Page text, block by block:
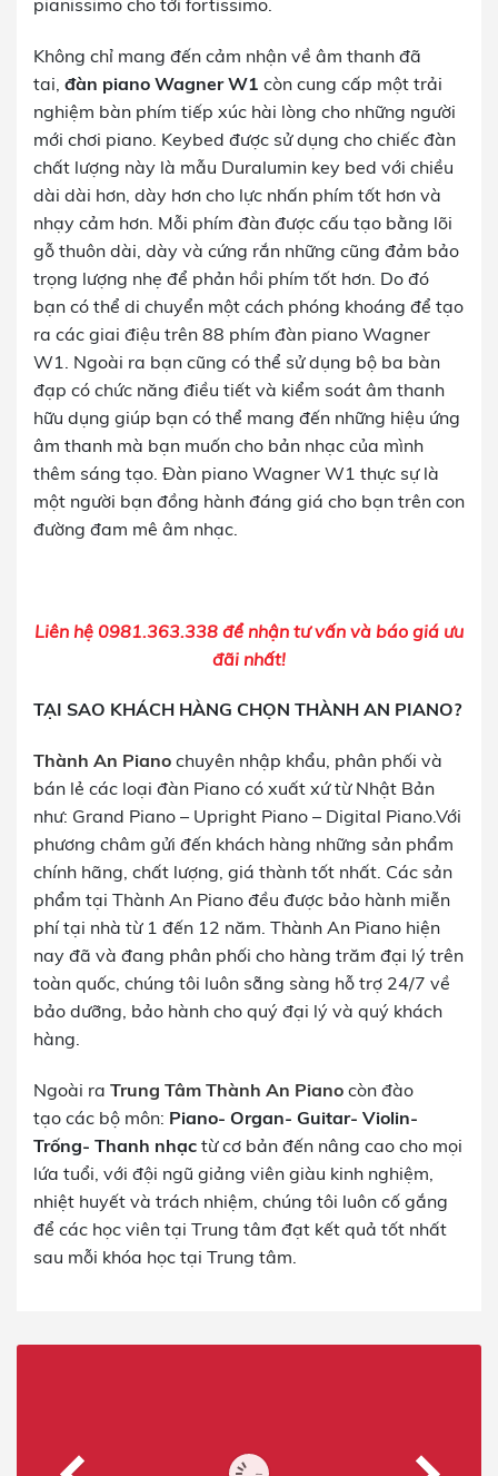
pianissimo cho tới fortissimo.
Không chỉ mang đến cảm nhận về âm thanh đã
tai, đàn piano Wagner W1 còn cung cấp một trải
nghiệm bàn phím tiếp xúc hài lòng cho những người
mới chơi piano. Keybed được sử dụng cho chiếc đàn
chất lượng này là mẫu Duralumin key bed với chiều
dài dài hơn, dày hơn cho lực nhấn phím tốt hơn và
nhạy cảm hơn. Mỗi phím đàn được cấu tạo bằng lõi
gỗ thuôn dài, dày và cứng rắn những cũng đảm bảo
trọng lượng nhẹ để phản hồi phím tốt hơn. Do đó
bạn có thể di chuyển một cách phóng khoáng để tạo
ra các giai điệu trên 88 phím đàn piano Wagner
W1. Ngoài ra bạn cũng có thể sử dụng bộ ba bàn
đạp có chức năng điều tiết và kiểm soát âm thanh
hữu dụng giúp bạn có thể mang đến những hiệu ứng
âm thanh mà bạn muốn cho bản nhạc của mình
thêm sáng tạo. Đàn piano Wagner W1 thực sự là
một người bạn đồng hành đáng giá cho bạn trên con
đường đam mê âm nhạc.
Liên hệ 0981.363.338 để nhận tư vấn và báo giá ưu
đãi nhất!
TẠI SAO KHÁCH HÀNG CHỌN THÀNH AN PIANO?
Thành An Piano chuyên nhập khẩu, phân phối và
bán lẻ các loại đàn Piano có xuất xứ từ Nhật Bản
như: Grand Piano – Upright Piano – Digital Piano.Với
phương châm gửi đến khách hàng những sản phẩm
chính hãng, chất lượng, giá thành tốt nhất. Các sản
phẩm tại Thành An Piano đều được bảo hành miễn
phí tại nhà từ 1 đến 12 năm. Thành An Piano hiện
nay đã và đang phân phối cho hàng trăm đại lý trên
toàn quốc, chúng tôi luôn sẵng sàng hỗ trợ 24/7 về
bảo dưỡng, bảo hành cho quý đại lý và quý khách
hàng.
Ngoài ra Trung Tâm Thành An Piano còn đào
tạo các bộ môn: Piano- Organ- Guitar- Violin-
Trống- Thanh nhạc từ cơ bản đến nâng cao cho mọi
lứa tuổi, với đội ngũ giảng viên giàu kinh nghiệm,
nhiệt huyết và trách nhiệm, chúng tôi luôn cố gắng
để các học viên tại Trung tâm đạt kết quả tốt nhất
sau mỗi khóa học tại Trung tâm.